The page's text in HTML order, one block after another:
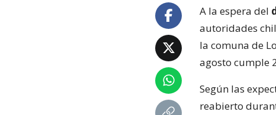
A la espera del
autoridades
la comuna de
agosto cumple
Según las
reabierto